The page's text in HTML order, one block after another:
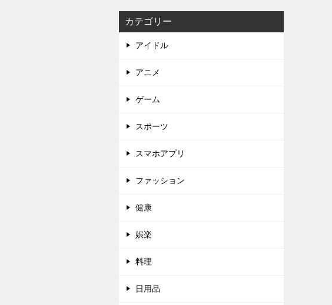
カテゴリー
アイドル
アニメ
ゲーム
スポーツ
スマホアプリ
ファッション
健康
娯楽
料理
日用品